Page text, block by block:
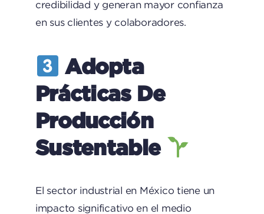
credibilidad y generan mayor confianza
en sus clientes y colaboradores.
Adopta
Prácticas De
Producción
Sustentable
El sector industrial en México tiene un
impacto significativo en el medio